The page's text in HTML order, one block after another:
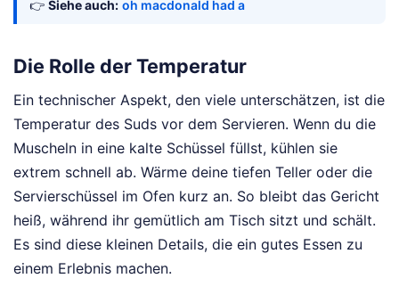
👉 Siehe auch: oh macdonald had a
Die Rolle der Temperatur
Ein technischer Aspekt, den viele unterschätzen, ist die
Temperatur des Suds vor dem Servieren. Wenn du die
Muscheln in eine kalte Schüssel füllst, kühlen sie
extrem schnell ab. Wärme deine tiefen Teller oder die
Servierschüssel im Ofen kurz an. So bleibt das Gericht
heiß, während ihr gemütlich am Tisch sitzt und schält.
Es sind diese kleinen Details, die ein gutes Essen zu
einem Erlebnis machen.